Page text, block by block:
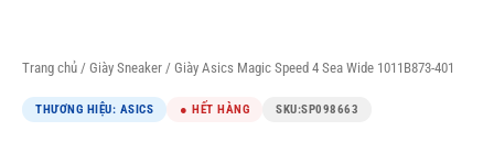
Trang chủ / Giày Sneaker / Giày Asics Magic Speed 4 Sea Wide 1011B873-401
THƯƠNG HIỆU: ASICS ● HẾT HÀNG SKU:SP098663